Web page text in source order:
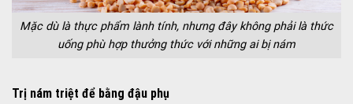
Mặc dù là thực phẩm lành tính, nhưng đây không phải là thức
uống phù hợp thưởng thức với những ai bị nám
Trị nám triệt để bằng đậu phụ